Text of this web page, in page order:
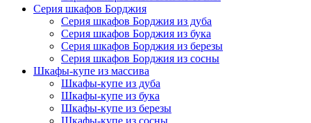
Серия шкафов Борджия
Серия шкафов Борджия из дуба
Серия шкафов Борджия из бука
Серия шкафов Борджия из березы
Серия шкафов Борджия из сосны
Шкафы-купе из массива
Шкафы-купе из дуба
Шкафы-купе из бука
Шкафы-купе из березы
Шкафы-купе из сосны